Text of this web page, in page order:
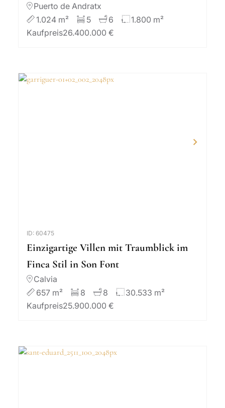
Puerto de Andratx
1.024 m²
5 6
1.800 m²
Kaufpreis26.400.000 €
ID: 60475
Einzigartige Villen mit Traumblick im
Finca Stil in Son Font
Calvia
657 m²
8 8
30.533 m²
Kaufpreis25.900.000 €